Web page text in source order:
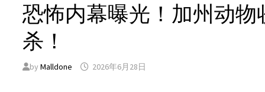
恐怖内幕曝光！加州动
杀！
byMalldone 2026年6月28日